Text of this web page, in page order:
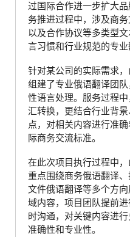
过国际合作进一步扩大
务推进过程中，涉及商
以及合作协议等多类型
言习惯和行业规范的专业
针对某公司的实际需求
组建了专业俄语翻译团
性语言处理。服务过程
汇转换，更结合行业背
点，对相关内容进行准
际商务交流标准。
在此次项目执行过程中
重点围绕商务俄语翻译
文件俄语翻译等多个方
域内容，项目团队提前
时沟通，对关键内容进
准确性和专业性。